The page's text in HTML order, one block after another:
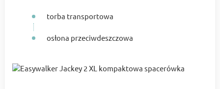
torba transportowa
osłona przeciwdeszczowa